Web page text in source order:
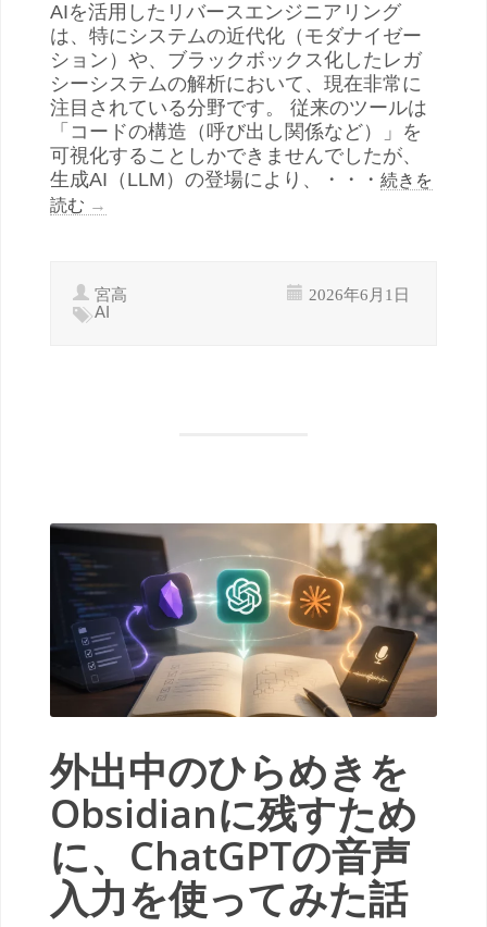
AIを活用したリバースエンジニアリング
は、特にシステムの近代化（モダナイゼー
ション）や、ブラックボックス化したレガ
シーシステムの解析において、現在非常に
注目されている分野です。 従来のツールは
「コードの構造（呼び出し関係など）」を
可視化することしかできませんでしたが、
生成AI（LLM）の登場により、・・・ 続きを
読む →
宮高 2026年6月1日
AI
外出中のひらめきを
Obsidianに残すため
に、ChatGPTの音声
入力を使ってみた話